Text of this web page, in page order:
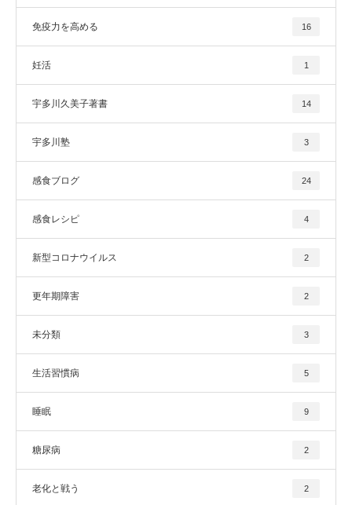
免疫力を高める 16
妊活 1
宇多川久美子著書 14
宇多川塾 3
感食ブログ 24
感食レシピ 4
新型コロナウイルス 2
更年期障害 2
未分類 3
生活習慣病 5
睡眠 9
糖尿病 2
老化と戦う 2